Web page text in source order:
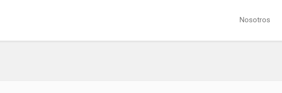
Nosotros